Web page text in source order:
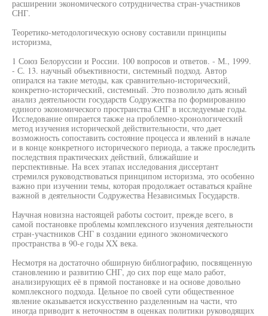
расширении экономического сотрудничества стран-участников
СНГ.
Теоретико-методологическую основу составили принципы
историзма,
1 Союз Белоруссии и России. 100 вопросов и ответов. - М., 1999.
- С. 13. научный объективности, системный подход. Автор
опирался на такие методы, как сравнительно-исторический,
конкретно-исторический, системный. Это позволило дать ясный
анализ деятельности государств Содружества по формированию
единого экономического пространства СНГ в исследуемые годы.
Исследование опирается также на проблемно-хронологический
метод изучения исторической действительности, что дает
возможность сопоставить состояние процесса и явлений в начале
и в конце конкретного исторического периода, а также проследить
последствия практических действий, ближайшие и
перспективные. На всех этапах исследования диссертант
стремился руководствоваться принципом историзма, это особенно
важно при изучении темы, которая продолжает оставаться крайне
важной в деятельности Содружества Независимых Государств.
Научная новизна настоящей работы состоит, прежде всего, в
самой постановке проблемы комплексного изучения деятельности
стран-участников СНГ в создании единого экономического
пространства в 90-е годы XX века.
Несмотря на достаточно обширную библиографию, посвященную
становлению и развитию СНГ, до сих пор еще мало работ,
анализирующих её в прямой постановке и на основе довольно
комплексного подхода. Цельное по своей сути общественное
явление оказывается искусственно разделенным на части, что
иногда приводит к неточностям в оценках политики руководящих